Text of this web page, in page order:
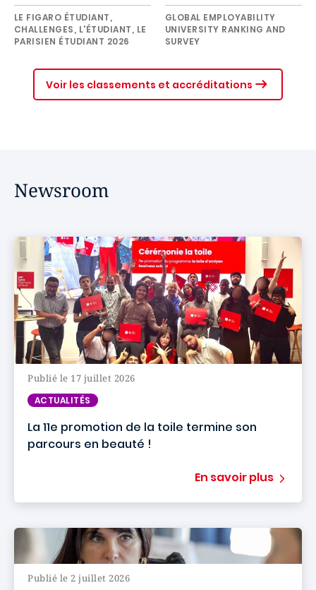
LE FIGARO ÉTUDIANT,
CHALLENGES, L'ÉTUDIANT, LE
PARISIEN ÉTUDIANT 2026
GLOBAL EMPLOYABILITY
UNIVERSITY RANKING AND
SURVEY
Voir les classements et accréditations
Newsroom
Publié le 17 juillet 2026
ACTUALITÉS
La 11e promotion de la toile termine son
parcours en beauté !
En savoir plus
Publié le 2 juillet 2026